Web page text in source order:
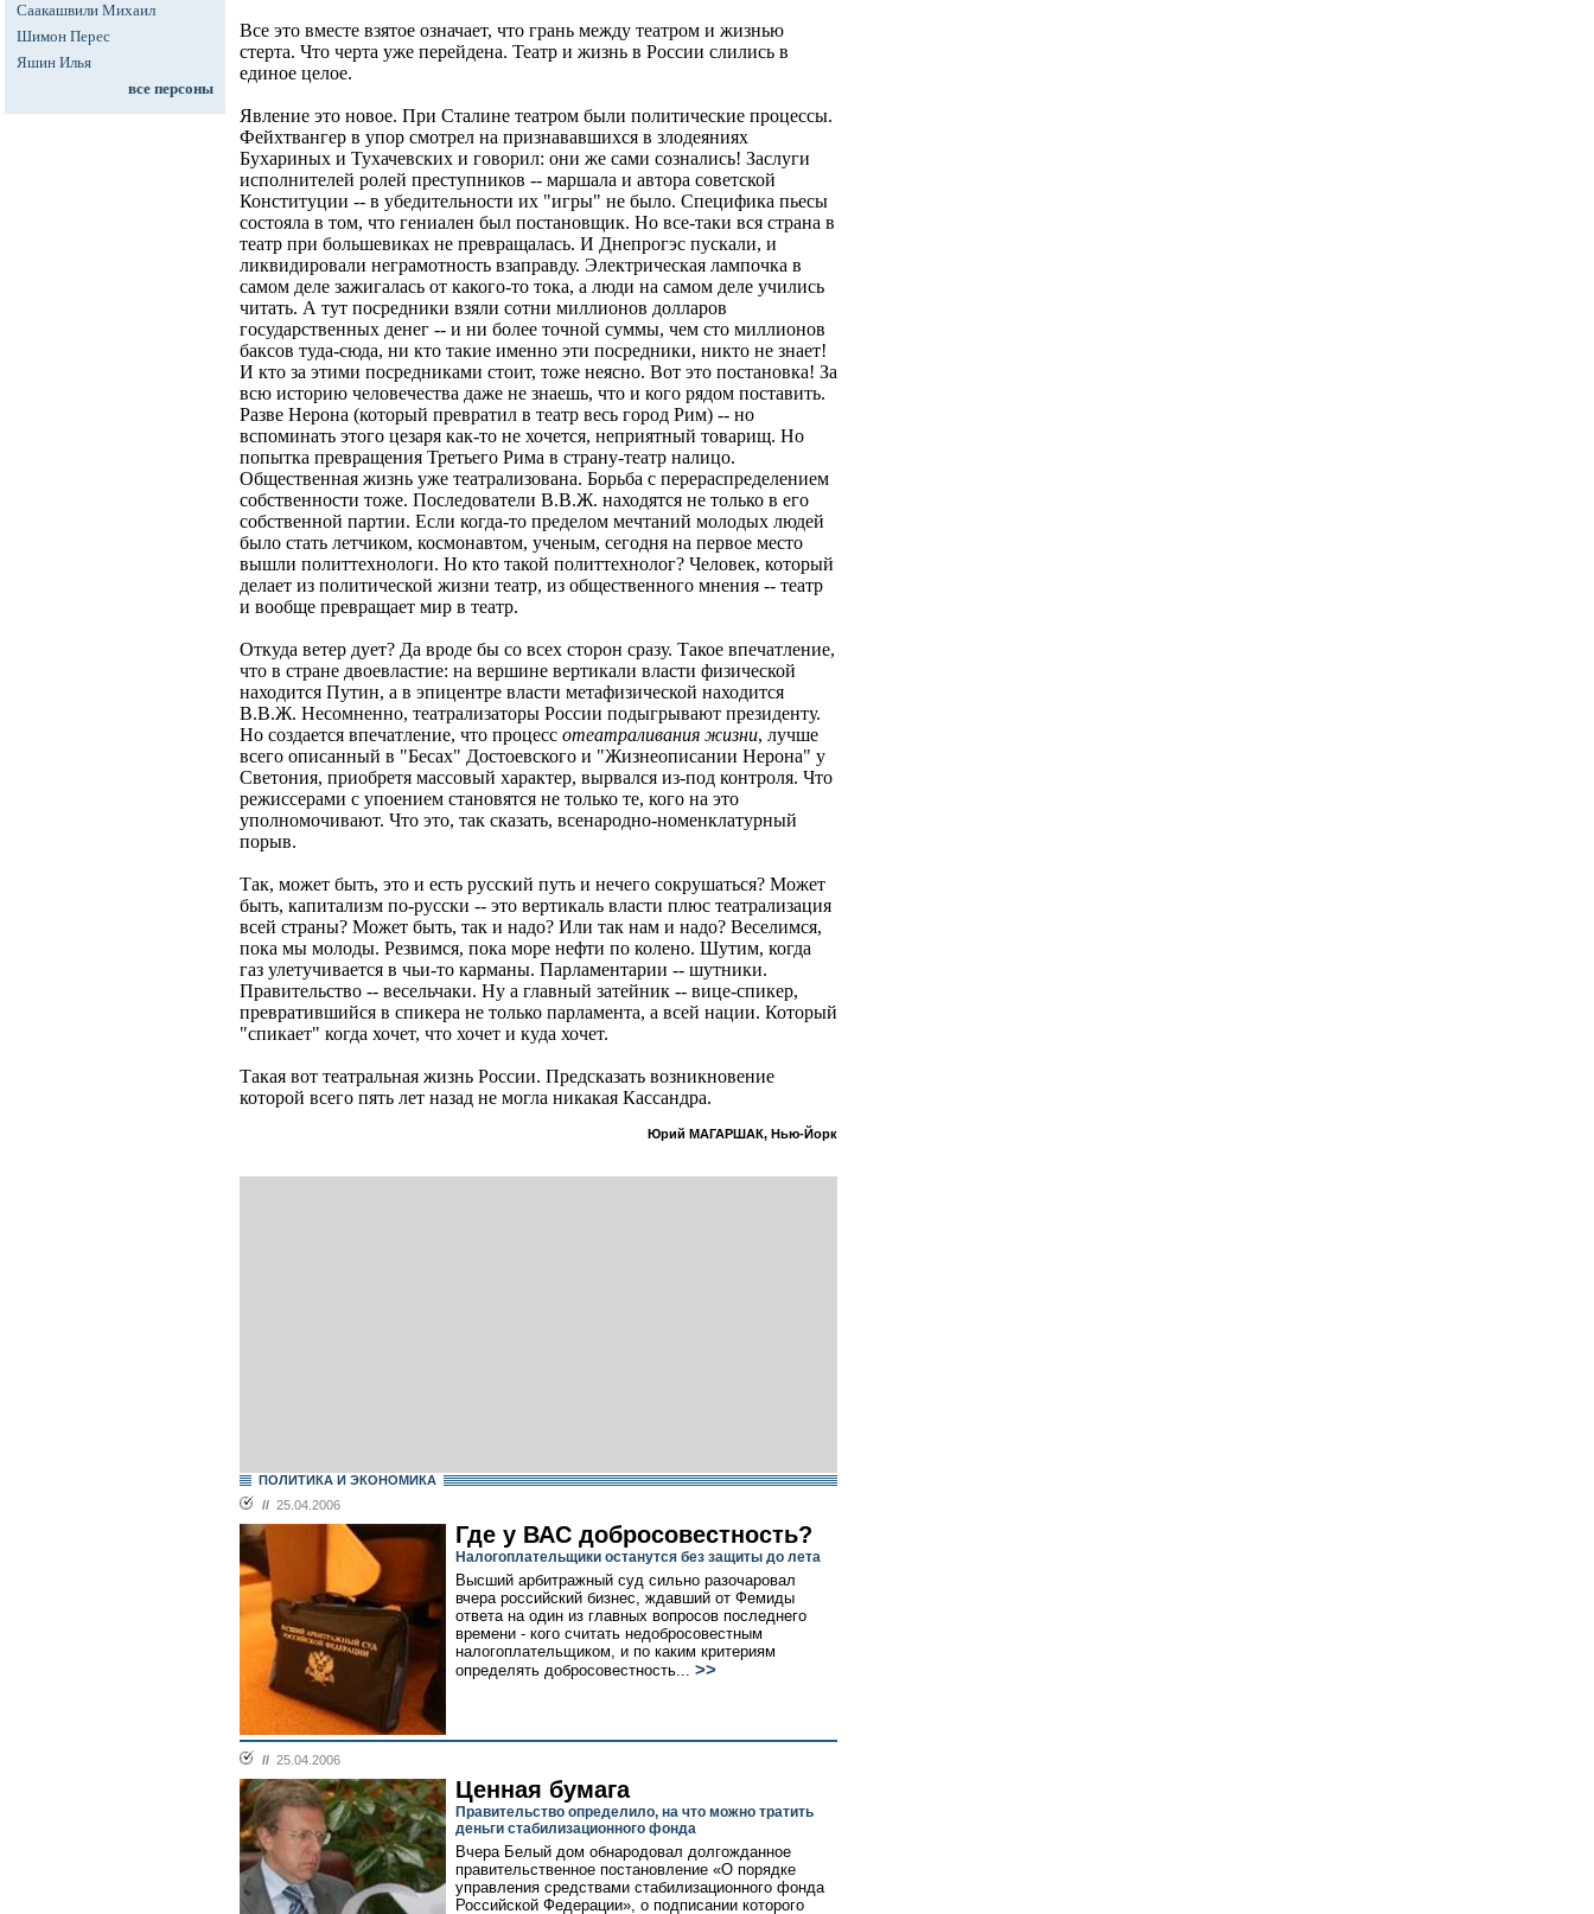
Саакашвили Михаил
Шимон Перес
Яшин Илья
все персоны
Все это вместе взятое означает, что грань между театром и жизнью
стерта. Что черта уже перейдена. Театр и жизнь в России слились в
единое целое.
Явление это новое. При Сталине театром были политические процессы.
Фейхтвангер в упор смотрел на признававшихся в злодеяниях
Бухариных и Тухачевских и говорил: они же сами сознались! Заслуги
исполнителей ролей преступников -- маршала и автора советской
Конституции -- в убедительности их "игры" не было. Специфика пьесы
состояла в том, что гениален был постановщик. Но все-таки вся страна в
театр при большевиках не превращалась. И Днепрогэс пускали, и
ликвидировали неграмотность взаправду. Электрическая лампочка в
самом деле зажигалась от какого-то тока, а люди на самом деле учились
читать. А тут посредники взяли сотни миллионов долларов
государственных денег -- и ни более точной суммы, чем сто миллионов
баксов туда-сюда, ни кто такие именно эти посредники, никто не знает!
И кто за этими посредниками стоит, тоже неясно. Вот это постановка! За
всю историю человечества даже не знаешь, что и кого рядом поставить.
Разве Нерона (который превратил в театр весь город Рим) -- но
вспоминать этого цезаря как-то не хочется, неприятный товарищ. Но
попытка превращения Третьего Рима в страну-театр налицо.
Общественная жизнь уже театрализована. Борьба с перераспределением
собственности тоже. Последователи В.В.Ж. находятся не только в его
собственной партии. Если когда-то пределом мечтаний молодых людей
было стать летчиком, космонавтом, ученым, сегодня на первое место
вышли политтехнологи. Но кто такой политтехнолог? Человек, который
делает из политической жизни театр, из общественного мнения -- театр
и вообще превращает мир в театр.
Откуда ветер дует? Да вроде бы со всех сторон сразу. Такое впечатление,
что в стране двоевластие: на вершине вертикали власти физической
находится Путин, а в эпицентре власти метафизической находится
В.В.Ж. Несомненно, театрализаторы России подыгрывают президенту.
Но создается впечатление, что процесс отеатраливания жизни, лучше
всего описанный в "Бесах" Достоевского и "Жизнеописании Нерона" у
Светония, приобретя массовый характер, вырвался из-под контроля. Что
режиссерами с упоением становятся не только те, кого на это
уполномочивают. Что это, так сказать, всенародно-номенклатурный
порыв.
Так, может быть, это и есть русский путь и нечего сокрушаться? Может
быть, капитализм по-русски -- это вертикаль власти плюс театрализация
всей страны? Может быть, так и надо? Или так нам и надо? Веселимся,
пока мы молоды. Резвимся, пока море нефти по колено. Шутим, когда
газ улетучивается в чьи-то карманы. Парламентарии -- шутники.
Правительство -- весельчаки. Ну а главный затейник -- вице-спикер,
превратившийся в спикера не только парламента, а всей нации. Который
"спикает" когда хочет, что хочет и куда хочет.
Такая вот театральная жизнь России. Предсказать возникновение
которой всего пять лет назад не могла никакая Кассандра.
Юрий МАГАРШАК, Нью-Йорк
ПОЛИТИКА И ЭКОНОМИКА
// 25.04.2006
Где у ВАС добросовестность?
Налогоплательщики останутся без защиты до лета
Высший арбитражный суд сильно разочаровал
вчера российский бизнес, ждавший от Фемиды
ответа на один из главных вопросов последнего
времени - кого считать недобросовестным
налогоплательщиком, и по каким критериям
определять добросовестность... >>
// 25.04.2006
Ценная бумага
Правительство определило, на что можно тратить
деньги стабилизационного фонда
Вчера Белый дом обнародовал долгожданное
правительственное постановление «О порядке
управления средствами стабилизационного фонда
Российской Федерации», о подписании которого